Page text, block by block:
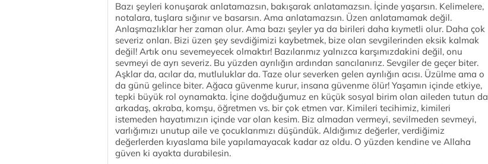
Bazı şeyleri konuşarak anlatamazsın, bakışarak anlatamazsın. İçinde yaşarsın. Kelimelere,
notalara, tuşlara sığınır ve basarsın. Ama anlatamazsın. Üzen anlatamamak değil.
Anlaşmazlıklar her zaman olur. Ama bazı şeyler ya da birileri daha kıymetli olur. Daha çok
severiz onları. Bizi üzen şey sevdiğimizi kaybetmek, bize olan sevgilerinden eksik kalmak
değil! Artık onu sevemeyecek olmaktır! Bazılarımız yalnızca karşımızdakini değil, onu
sevmeyi de ayrı severiz. Bu yüzden ayrılığın ardından sancılanırız. Sevgiler de geçer biter.
Aşklar da, acılar da, mutluluklar da. Taze olur severken gelen ayrılığın acısı. Üzülme ama o
da günü gelince biter. Ağaca güvenme kurur, insana güvenme ölür! Yaşamın içinde etkiye,
tepki büyük rol oynamakta. İçine doğduğumuz en küçük sosyal birim olan aileden tutun da
arkadaş, akraba, komşu, öğretmen vs. bir çok etmen var. Kimileri tecihimiz, kimileri
istemeden hayatımızın içinde var olan kesim. Biz almadan vermeyi, sevilmeden sevmeyi,
varlığımızı unutup aile ve çocuklarımızı düşündük. Aldığımız değerler, verdiğimiz
değerlerden kıyaslama bile yapılamayacak kadar az oldu. O yüzden kendine ve Allaha
güven ki ayakta durabilesin.